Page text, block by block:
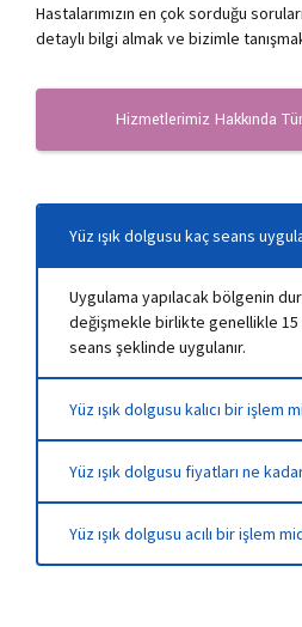
Hastalarımızın en çok sorduğu
detaylı bilgi almak ve bizimle
Hizmetlerimiz Hakkında
Yüz ışık dolgusu kaç seans
Uygulama yapılacak bölgenin
değişmekle birlikte genellikle 15
seans şeklinde uygulanır.
Yüz ışık dolgusu kalıcı bir işlem
3 yıla kadar kalıcılık
Yüz ışık dolgusu fiyatları ne
Yüz ışık dolgusu acılı bir işlem